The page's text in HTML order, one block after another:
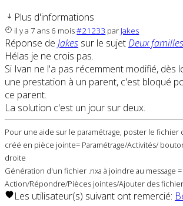
Plus d'informations
il y a 7 ans 6 mois#21233 par Jakes
Réponse de Jakes sur le sujetDeux
Hélas je ne crois pas.
Si Ivan ne l'a pas récemment modifié, dès
une prestation à un parent, c'est bloqué
ce parent.
La solution c'est un jour sur deux.
Pour une aide sur le paramétrage, poster le fichier
créé en pièce jointe= Paramétrage/Activités/
droite
Génération d'un fichier .nxa à joindre au message =
Action/Répondre/Pièces jointes/Ajouter des
Les utilisateur(s) suivant ont remercié: